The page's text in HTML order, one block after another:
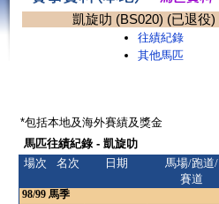
凱旋叻 (BS020) (已退役)
往績紀錄
其他馬匹
*包括本地及海外賽績及獎金
馬匹往績紀錄 - 凱旋叻
場次
名次 日期
馬場/跑道/
賽道
98/99 馬季